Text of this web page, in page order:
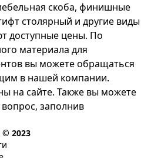
скоба, финишные
столярный и другие виды
доступные цены. По
материала для
вы можете обращаться
в нашей компании.
на сайте. Также вы можете
заполнив
2023